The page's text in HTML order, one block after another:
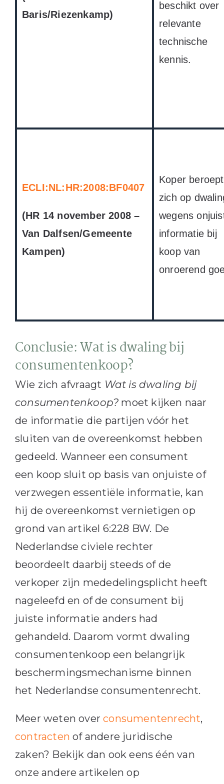
Baris/Riezenkamp)
beschikt over
relevante
technische
kennis.
ECLI:NL:HR:2008:BF0407
(HR 14 november 2008 –
Van Dalfsen/Gemeente
Kampen)
Koper beroept
zich op
wegens
informatie bij
koop van
onroerend
Conclusie: Wat is dwaling bij
consumentenkoop?
Wie zich afvraagt Wat is dwaling bij
consumentenkoop? moet kijken naar
de informatie die partijen vóór het
sluiten van de overeenkomst hebben
gedeeld. Wanneer een consument
een koop sluit op basis van onjuiste of
verzwegen essentiële informatie, kan
hij de overeenkomst vernietigen op
grond van artikel 6:228 BW. De
Nederlandse civiele rechter
beoordeelt daarbij steeds of de
verkoper zijn mededelingsplicht heeft
nageleefd en of de consument bij
juiste informatie anders had
gehandeld. Daarom vormt dwaling
consumentenkoop een belangrijk
beschermingsmechanisme binnen
het Nederlandse consumentenrecht.
Meer weten overconsumentenrecht,
contracten of andere juridische
zaken? Bekijk dan ook eens één van
onze andere artikelen op